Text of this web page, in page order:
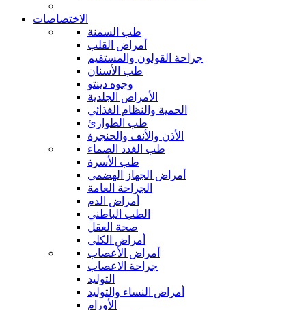
الاختصاصات
طب السمنة
أمراض القلب
جراحة القولون والمستقيم
طب الأسنان
وجوه دينتو
الأمراض الجلدية
الحمية والنظام الغذائي
طب الطوارئ
الأذن والأنف والحنجرة
طب الغدد الصماء
طب الأسرة
أمراض الجهاز الهضمي
الجراحة العامة
أمراض الدم
الطب الباطني
صحة العقل
أمراض الكلى
أمراض الأعصاب
جراحة الاعصاب
التوليد
أمراض النساء والتوليد
الأورام